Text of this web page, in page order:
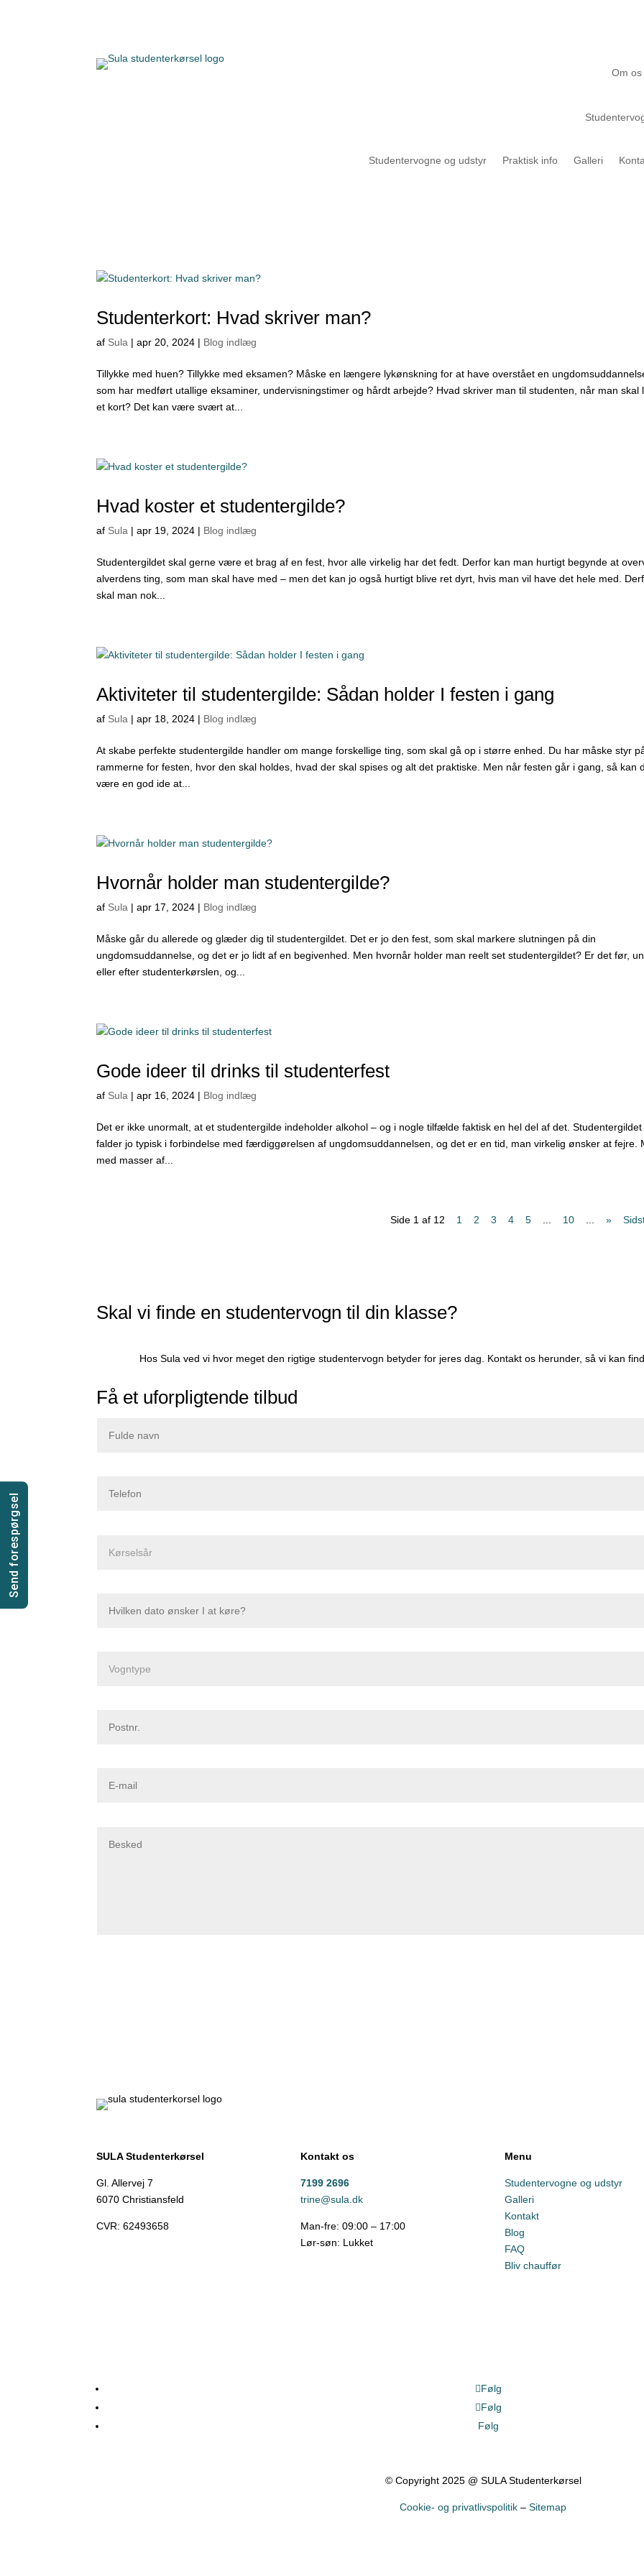
Om os
Studentervogne og udstyr Praktisk info Galleri
Studenterkort: Hvad skriver man?
af Sula |apr 20, 2024 | Blog indlæg
Tillykke med huen? Tillykke med eksamen? Måske en længere lykønskning for at have overstået en
som har medført utallige eksaminer, undervisningstimer og hårdt arbejde? Hvad skriver man til studenten, når man skal
et kort? Det kan være svært at...
Hvad koster et studentergilde?
af Sula |apr 19, 2024 | Blog indlæg
Studentergildet skal gerne være et brag af en fest, hvor alle virkelig har det fedt. Derfor kan man hurtigt begynde at
alverdens ting, som man skal have med – men det kan jo også hurtigt blive ret dyrt, hvis man vil have det hele med.
skal man nok...
Aktiviteter til studentergilde: Sådan holder I festen i gang
af Sula |apr 18, 2024 | Blog indlæg
At skabe perfekte studentergilde handler om mange forskellige ting, som skal gå op i større enhed. Du har måske styr
rammerne for festen, hvor den skal holdes, hvad der skal spises og alt det praktiske. Men når festen går i gang, så kan
være en god ide at...
Hvornår holder man studentergilde?
af Sula |apr 17, 2024 | Blog indlæg
Måske går du allerede og glæder dig til studentergildet. Det er jo den fest, som skal markere slutningen på din
ungdomsuddannelse, og det er jo lidt af en begivenhed. Men hvornår holder man reelt set studentergildet? Er det før,
eller efter studenterkørslen, og...
Gode ideer til drinks til studenterfest
af Sula |apr 16, 2024 | Blog indlæg
Det er ikke unormalt, at et studentergilde indeholder alkohol – og i nogle tilfælde faktisk en hel del af det. Studentergildet
falder jo typisk i forbindelse med færdiggørelsen af ungdomsuddannelsen, og det er en tid, man virkelig ønsker at fejre.
med masser af...
Side 1 af 12 1 2 3 4 5 ... 10 ... »
Skal vi finde en studentervogn til din klasse?
Hos Sula ved vi hvor meget den rigtige studentervogn betyder for jeres dag. Kontakt os herunder, så vi kan
Få et uforpligtende tilbud
SULA Studenterkørsel
Gl. Allervej 7
6070 Christiansfeld
CVR:62493658
Kontakt os
7199 2696
trine@sula.dk
Man-fre: 09:00 – 17:00
Lør-søn: Lukket
Menu
Studentervogne og udstyr
Galleri
Kontakt
Blog
FAQ
Bliv chauffør
Følg
Følg
Følg
© Copyright 2025 @ SULA Studenterkørsel
Cookie- og privatlivspolitik – Sitemap
Send forespørgsel